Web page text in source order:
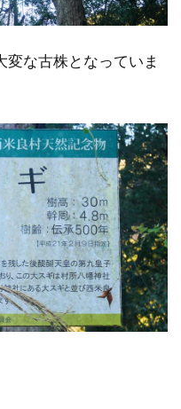
な古株となっていま